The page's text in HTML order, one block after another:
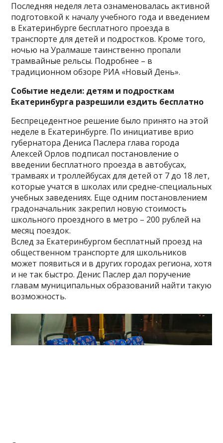
Последняя неделя лета ознаменовалась активной
подготовкой к началу учебного года и введением
в Екатеринбурге бесплатного проезда в
транспорте для детей и подростков. Кроме того,
ночью на Уралмаше таинственно пропали
трамвайные рельсы. Подробнее – в
традиционном обзоре РИА «Новый День».
Событие недели: детям и подросткам
Екатеринбурга разрешили ездить бесплатно
Беспрецедентное решение было принято на этой
неделе в Екатеринбурге. По инициативе врио
губернатора Дениса Паслера глава города
Алексей Орлов подписал постановление о
введении бесплатного проезда в автобусах,
трамваях и троллейбусах для детей от 7 до 18 лет,
которые учатся в школах или средне-специальных
учебных заведениях. Еще одним постановлением
градоначальник закрепил новую стоимость
школьного проездного в метро – 200 рублей на
месяц поездок.
Вслед за Екатеринбургом бесплатный проезд на
общественном транспорте для школьников
может появиться и в других городах региона, хотя
и не так быстро. Денис Паслер дал поручение
главам муниципальных образований найти такую
возможность.